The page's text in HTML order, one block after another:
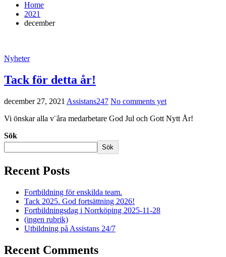
Home
2021
december
Nyheter
Tack för detta år!
december 27, 2021 Assistans247 No comments yet
Vi önskar alla v¨åra medarbetare God Jul och Gott Nytt År!
Sök
Sök
Recent Posts
Fortbildning för enskilda team.
Tack 2025. God fortsättning 2026!
Fortbildningsdag i Norrköping 2025-11-28
(ingen rubrik)
Utbildning på Assistans 24/7
Recent Comments